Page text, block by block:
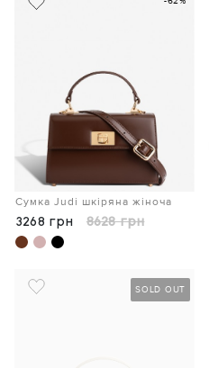
Сумка Judi шкіряна жіноча
3268 грн 8628 грн
SOLD OUT